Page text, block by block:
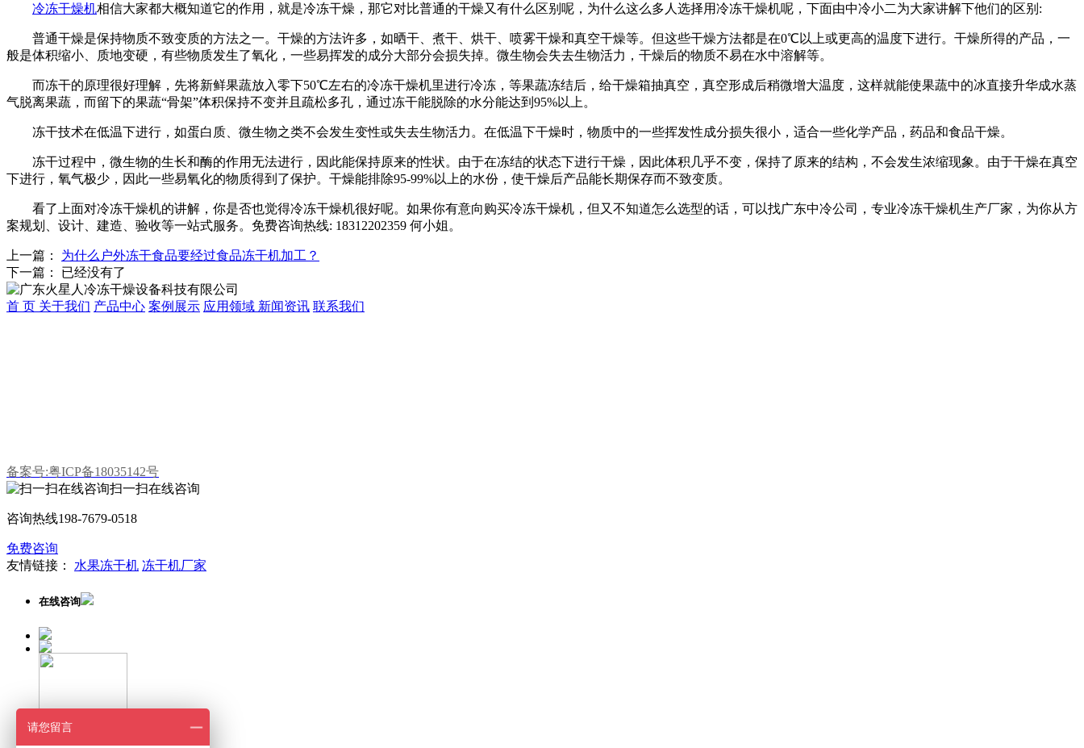
冷冻干燥机相信大家都大概知道它的作用，就是冷冻干燥，那它对比普通的干燥又有什么区别呢，为什么这么多人选择用冷冻干燥机呢，下面由中冷小二为大家讲解下他们的区别:
普通干燥是保持物质不致变质的方法之一。干燥的方法许多，如晒干、煮干、烘干、喷雾干燥和真空干燥等。但这些干燥方法都是在0℃以上或更高的温度下进行。干燥所得的产品，一
般是体积缩小、质地变硬，有些物质发生了氧化，一些易挥发的成分大部分会损失掉。微生物会失去生物活力，干燥后的物质不易在水中溶解等。
而冻干的原理很好理解，先将新鲜果蔬放入零下50℃左右的冷冻干燥机里进行冷冻，等果蔬冻结后，给干燥箱抽真空，真空形成后稍微增大温度，这样就能使果蔬中的冰直接升华成水蒸
气脱离果蔬，而留下的果蔬“骨架”体积保持不变并且疏松多孔，通过冻干能脱除的水分能达到95%以上。
冻干技术在低温下进行，如蛋白质、微生物之类不会发生变性或失去生物活力。在低温下干燥时，物质中的一些挥发性成分损失很小，适合一些化学产品，药品和食品干燥。
冻干过程中，微生物的生长和酶的作用无法进行，因此能保持原来的性状。由于在冻结的状态下进行干燥，因此体积几乎不变，保持了原来的结构，不会发生浓缩现象。由于干燥在真空
下进行，氧气极少，因此一些易氧化的物质得到了保护。干燥能排除95-99%以上的水份，使干燥后产品能长期保存而不致变质。
看了上面对冷冻干燥机的讲解，你是否也觉得冷冻干燥机很好呢。如果你有意向购买冷冻干燥机，但又不知道怎么选型的话，可以找广东中冷公司，专业冷冻干燥机生产厂家，为你从方
案规划、设计、建造、验收等一站式服务。免费咨询热线: 18312202359 何小姐。
上一篇： 为什么户外冻干食品要经过食品冻干机加工？
下一篇： 已经没有了
首 页 关于我们 产品中心 案例展示 应用领域 新闻资讯 联系我们
备案号:粤ICP备18035142号
扫一扫在线咨询
咨询热线198-7679-0518
免费咨询
友情链接：
水果冻干机 冻干机厂家
在线咨询
请您留言